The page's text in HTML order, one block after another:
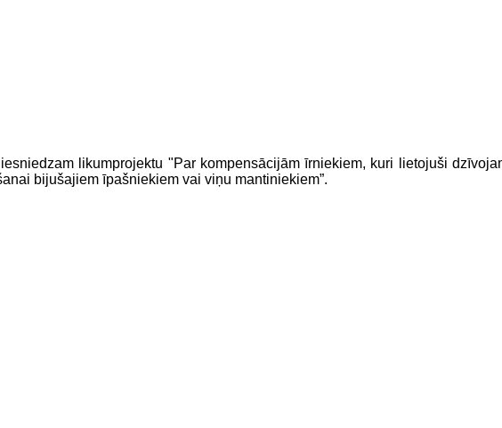
likumprojektu "Par kompensācijām īrniekiem, kuri lietojuši
bijušajiem īpašniekiem vai viņu mantiniekiem”.